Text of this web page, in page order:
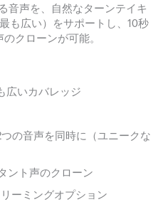
音声を、自然なターンテイキ
も広い）をサポートし、10秒
クローンが可能。
広いカバレッジ
の音声を同時に（ユニークな
ント声のクローン
ーミングオプション